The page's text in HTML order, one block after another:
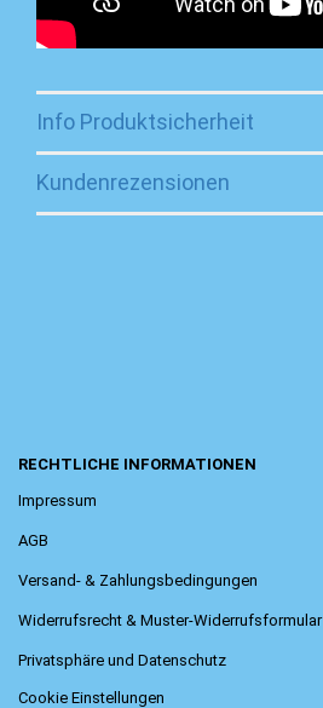
Info Produktsicherheit
Kundenrezensionen
RECHTLICHE INFORMATIONEN
Impressum
AGB
Versand- & Zahlungsbedingungen
Widerrufsrecht & Muster-Widerrufsformular
Privatsphäre und Datenschutz
Cookie Einstellungen